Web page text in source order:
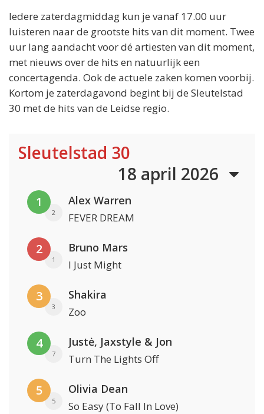
Iedere zaterdagmiddag kun je vanaf 17.00 uur
luisteren naar de grootste hits van dit moment. Twee
uur lang aandacht voor dé artiesten van dit moment,
met nieuws over de hits en natuurlijk een
concertagenda. Ook de actuele zaken komen voorbij.
Kortom je zaterdagavond begint bij de Sleutelstad
30 met de hits van de Leidse regio.
Sleutelstad 30
18 april 2026
1
2
Alex Warren
FEVER DREAM
2
1
Bruno Mars
I Just Might
3
3
Shakira
Zoo
4
7
Justė, Jaxstyle & Jon
Turn The Lights Off
5
5
Olivia Dean
So Easy (To Fall In Love)